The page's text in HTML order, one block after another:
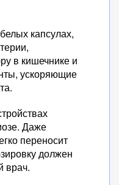
капсулах,
в кишечнике и
ускоряющие
Даже
переносит
должен
врач.